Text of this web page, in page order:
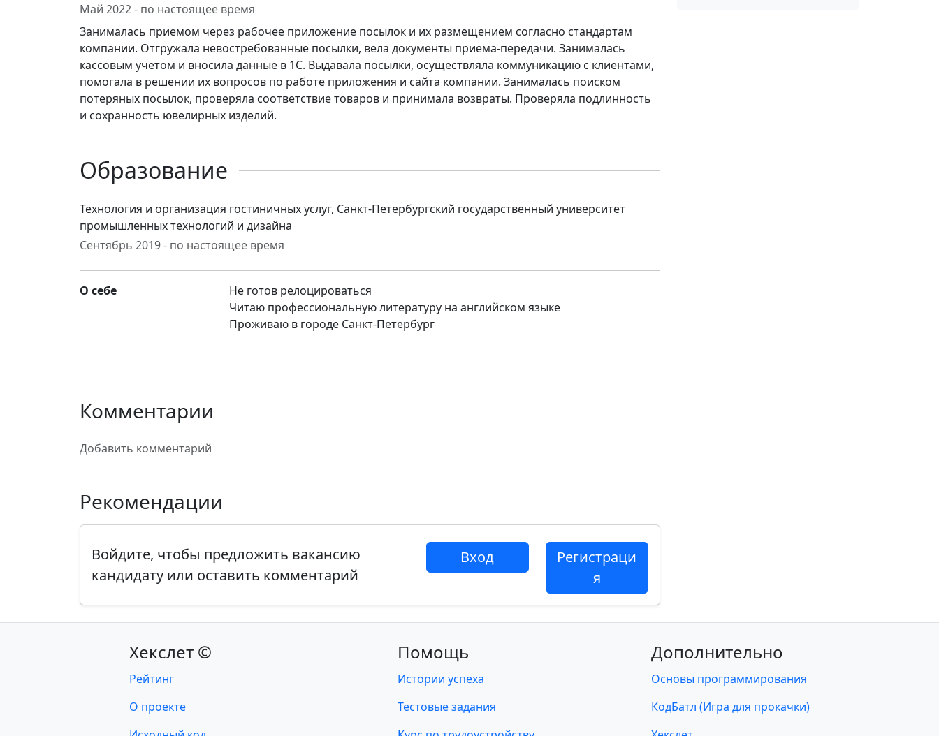
Май 2022 - по настоящее время
Занималась приемом через рабочее приложение посылок и их размещением согласно стандартам
компании. Отгружала невостребованные посылки, вела документы приема-передачи. Занималась
кассовым учетом и вносила данные в 1С. Выдавала посылки, осуществляла коммуникацию с клиентами,
помогала в решении их вопросов по работе приложения и сайта компании. Занималась поиском
потеряных посылок, проверяла соответствие товаров и принимала возвраты. Проверяла подлинность
и сохранность ювелирных изделий.
Образование
Технология и организация гостиничных услуг, Санкт-Петербургский государственный университет
промышленных технологий и дизайна
Сентябрь 2019 - по настоящее время
О себе
Не готов релоцироваться
Читаю профессиональную литературу на английском языке
Проживаю в городе Санкт-Петербург
Комментарии
Добавить комментарий
Рекомендации
Войдите, чтобы предложить вакансию
кандидату или оставить комментарий
Вход
Регистраци
я
Хекслет ©
Рейтинг
О проекте
Помощь
Истории успеха
Тестовые задания
Дополнительно
Основы программирования
КодБатл (Игра для прокачки)